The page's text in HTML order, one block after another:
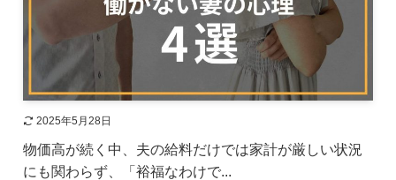
2025年5月28日
物価高が続く中、夫の給料だけでは家計が厳しい状況
にも関わらず、「裕福なわけで...